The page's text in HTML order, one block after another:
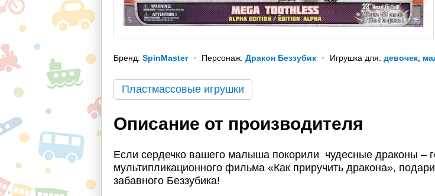
Бренд: SpinMaster Персонаж: Дракон Беззубик Игрушка для: девочек
Пластмассовые игрушки
Описание от производителя
Если сердечко вашего малыша покорили чудесные драконы –
мультипликационного фильма «Как приручить дракона»,
забавного Беззубика!